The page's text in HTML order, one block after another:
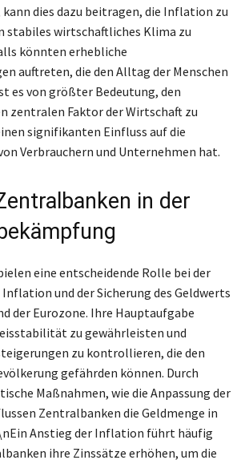
dies dazu beitragen, die Inflation zu
stabiles wirtschaftliches Klima zu
könnten erhebliche
auftreten, die den Alltag der Menschen
es von größter Bedeutung, den
zentralen Faktor der Wirtschaft zu
signifikanten Einfluss auf die
Verbrauchern und Unternehmen hat.
in der
eine entscheidende Rolle bei der
und der Sicherung des Geldwerts
der Eurozone. Ihre Hauptaufgabe
zu gewährleisten und
zu kontrollieren, die den
gefährden können. Durch
Maßnahmen, wie die Anpassung der
Zentralbanken die Geldmenge in
Anstieg der Inflation führt häufig
ihre Zinssätze erhöhen, um die